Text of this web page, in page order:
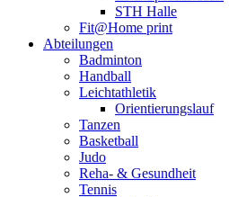
STH Halle
Fit@Home print
Abteilungen
Badminton
Handball
Leichtathletik
Orientierungslauf
Tanzen
Basketball
Judo
Reha- & Gesundheit
Tennis